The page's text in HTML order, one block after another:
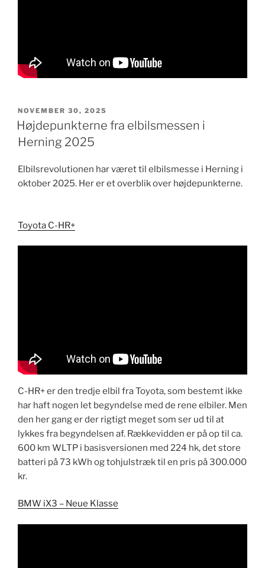
UDGIVET
DEN
NOVEMBER 30, 2025
Højdepunkterne fra elbilsmessen i
Herning 2025
​Elbilsrevolutionen har været til elbilsmesse i Herning i
oktober 2025. Her er et overblik over højdepunkterne.
Toyota C​-H​R+​
​C-HR+ er den tredje elbil fra Toyota, som bestemt ikke
har haft nogen let begyndelse med de rene elbiler. Men
den her gang er der rigtigt meget som ser ud til at
lykkes fra begyndelsen af. Rækkevidden er på op til ca.
600 km WLTP i basisversionen med 224 hk, det store
batteri på 73 kWh og tohjulstræk til en pris på 300.000
kr.
BMW ​iX3 – Neue Klasse